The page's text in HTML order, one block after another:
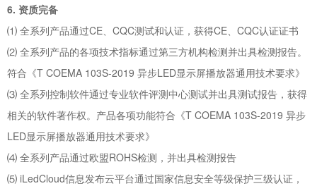
6. 资质完备
⑴ 全系列产品通过CE、CQC测试和认证，获得CE、CQC认证证书
⑵ 全系列产品的各项技术指标通过第三方机构检测并出具检测报告。
符合《T COEMA 103S-2019 异步LED显示屏播放器通用技术要求》
⑶ 全系列控制软件通过专业软件评测中心测试并出具测试报告，获得
相关的软件著作权。产品各项功能符合《T COEMA 103S-2019 异步
LED显示屏播放器通用技术要求》
⑷ 全系列产品通过欧盟ROHS检测，并出具检测报告
⑸ iLedCloud信息发布云平台通过国家信息安全等级保护三级认证，